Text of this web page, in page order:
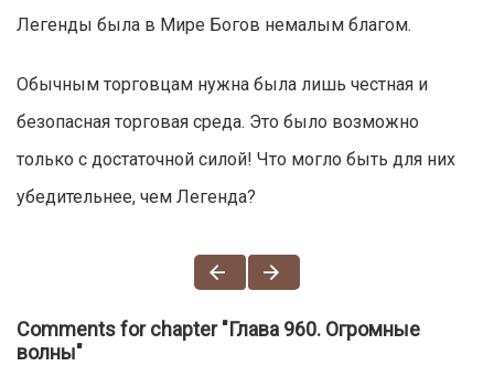
Легенды была в Мире Богов немалым благом.
Обычным торговцам нужна была лишь честная и
безопасная торговая среда. Это было возможно
только с достаточной силой! Что могло быть для них
убедительнее, чем Легенда?
Comments for chapter "Глава 960. Огромные
волны"